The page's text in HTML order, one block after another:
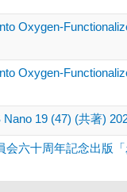
Oxygen-
Oxygen-
19 (47) (共著)
六十周年記念出版